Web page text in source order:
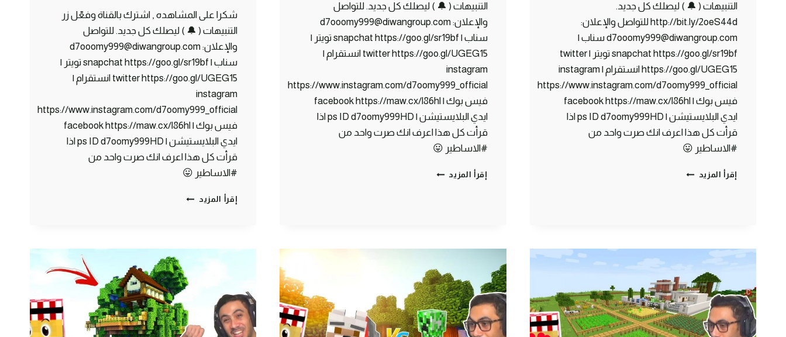
التنبيهات ( 🔔 ) ليصلك كل جديد.
http://bit.ly/2oeS44d للتواصل والإعلان:
d7ooomy999@diwangroup.com سناب |
snapchat https://goo.gl/sr19bf تويتر | twitter
https://goo.gl/UGEG15 انستقرام | instagram
https://www.instagram.com/d7oomy999_official
فيس بوك | facebook https://maw.cx/l86hl
ايدي البلايستيشن | ps ID d7oomy999HD اذا
قرأت كل هذا اعرف انك صرت واحد من
#الاساطير 😛
إقرأ المزيد ماين
التنبيهات ( 🔔 ) ليصلك كل جديد. للتواصل
والإعلان: d7ooomy999@diwangroup.com
سناب | snapchat https://goo.gl/sr19bf تويتر |
twitter https://goo.gl/UGEG15 انستقرام |
instagram
https://www.instagram.com/d7oomy999_official
فيس بوك | facebook https://maw.cx/l86hl
ايدي البلايستيشن | ps ID d7oomy999HD اذا
قرأت كل هذا اعرف انك صرت واحد من
#الاساطير 😛
إقرأ المزيد ماين
!
شكرا على المشاهده , اشترك بالقناة وفعّل زر
التنبيهات ( 🔔 ) ليصلك كل جديد. للتواصل
والإعلان: d7ooomy999@diwangroup.com
سناب | snapchat https://goo.gl/sr19bf تويتر |
twitter https://goo.gl/UGEG15 انستقرام |
instagram
https://www.instagram.com/d7oomy999_official
فيس بوك | facebook https://maw.cx/l86hl
ايدي البلايستيشن | ps ID d7oomy999HD اذا
قرأت كل هذا اعرف انك صرت واحد من
#الاساطير 😛
إقرأ المزيد ماين
الماس
ممكن
تشوفه
حياتك
!